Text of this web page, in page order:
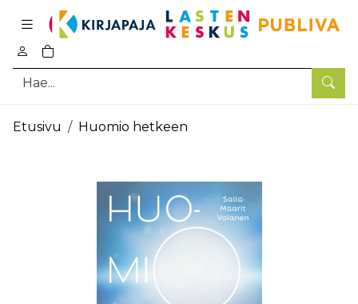
Hae
0
tuotetta ostoskorissa
Pääsisältö
Etusivu Huomio hetkeen